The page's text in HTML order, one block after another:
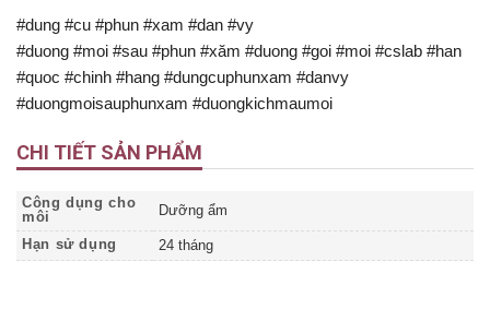
#dung #cu #phun #xam #dan #vy
#duong #moi #sau #phun #xăm #duong #goi #moi #cslab #han
#quoc #chinh #hang #dungcuphunxam #danvy
#duongmoisauphunxam #duongkichmaumoi
CHI TIẾT SẢN PHẨM
Công dụng cho
môi
Dưỡng ẩm
Hạn sử dụng 24 tháng